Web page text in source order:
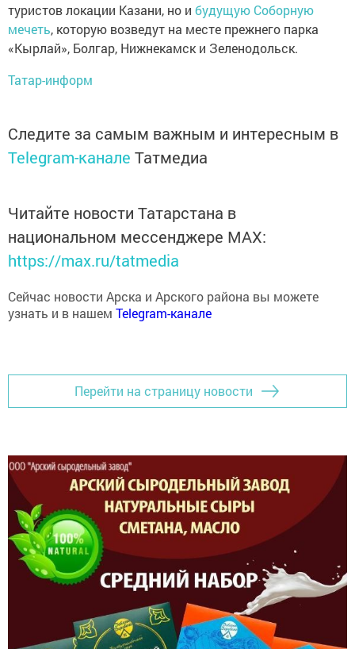
туристов локации Казани, но и будущую Соборную
мечеть, которую возведут на месте прежнего парка
«Кырлай», Болгар, Нижнекамск и Зеленодольск.
Татар-информ
Следите за самым важным и интересным в
Telegram-канале Татмедиа
Читайте новости Татарстана в
национальном мессенджере MАХ:
https://max.ru/tatmedia
Сейчас новости Арска и Арского района вы можете
узнать и в нашем Telegram-канале
Перейти на страницу новости